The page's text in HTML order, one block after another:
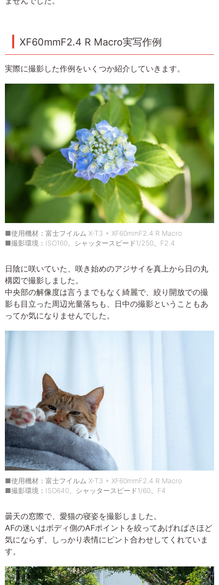
XF60mmF2.4 R Macro実写作例
実際に撮影した作例をいくつか紹介していきます。
■使用機材：富士フイルム X-T3 + XF60mmF2.4 R Macro
■撮影環境：ISO160、シャッタースピード1/250、F2.4
日陰に咲いていた、咲き始めのアジサイを真上から日の丸
構図で撮影しました。
中央部の解像度は言うまでもなく綺麗で、絞り開放での撮
影も目立った周辺光量落ちも、日中の撮影ということもあ
ってか気になりませんでした。
■使用機材：富士フイルム X-T3 + XF60mmF2.4 R Macro
■撮影環境：ISO640、シャッタースピード1/60、F4
曇天の窓際で、愛猫の寝姿を撮影しました。
AFの迷いはボディ側のAFポイントを絞ってあげればさほど
気にならず、しっかり表情にピント合わせしてくれていま
す。